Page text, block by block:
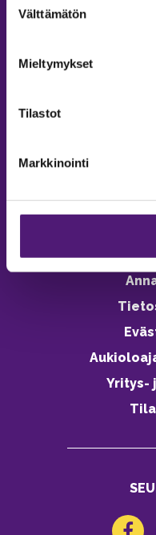
valinta
Välttämätön
Mieltymykset
Tilastot
Markkinointi
Yritys-